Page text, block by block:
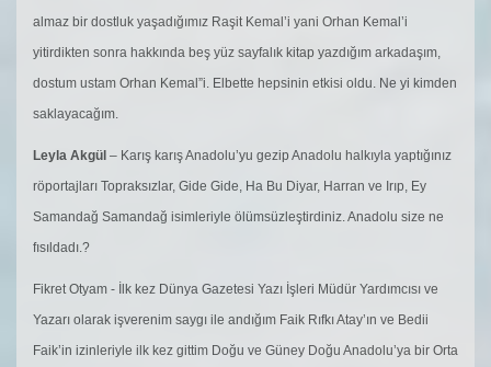
almaz bir dostluk yaşadığımız Raşit Kemal’i yani Orhan Kemal’i
yitirdikten sonra hakkında beş yüz sayfalık kitap yazdığım arkadaşım,
dostum ustam Orhan Kemal”i. Elbette hepsinin etkisi oldu. Ne yi kimden
saklayacağım.
Leyla Akgül – Karış karış Anadolu’yu gezip Anadolu halkıyla yaptığınız
röportajları Topraksızlar, Gide Gide, Ha Bu Diyar, Harran ve Irıp, Ey
Samandağ Samandağ isimleriyle ölümsüzleştirdiniz. Anadolu size ne
fısıldadı.?
Fikret Otyam - İlk kez Dünya Gazetesi Yazı İşleri Müdür Yardımcısı ve
Yazarı olarak işverenim saygı ile andığım Faik Rıfkı Atay’ın ve Bedii
Faik’in izinleriyle ilk kez gittim Doğu ve Güney Doğu Anadolu’ya bir Orta